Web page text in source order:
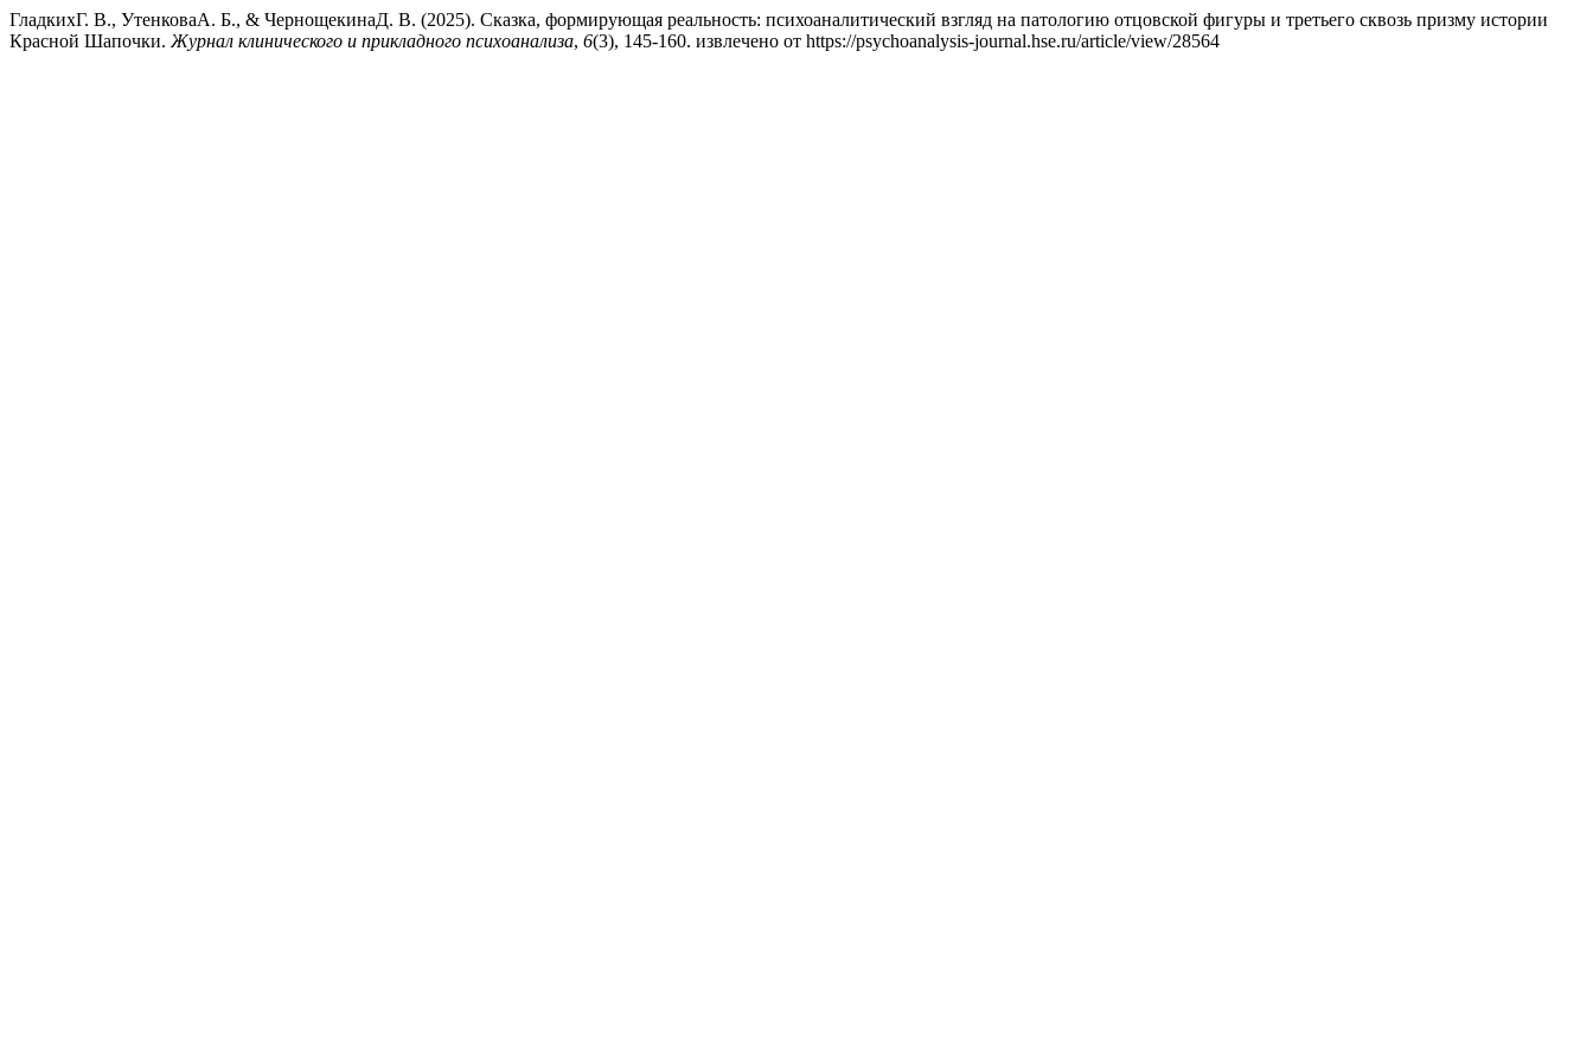
ГладкихГ. В., УтенковаА. Б., & ЧернощекинаД. В. (2025). Сказка, формирующая реальность: психоаналитический взгляд на патологию отцовской фигуры и третьего сквозь призму истории
Красной Шапочки. Журнал клинического и прикладного психоанализа, 6(3), 145-160. извлечено от https://psychoanalysis-journal.hse.ru/article/view/28564